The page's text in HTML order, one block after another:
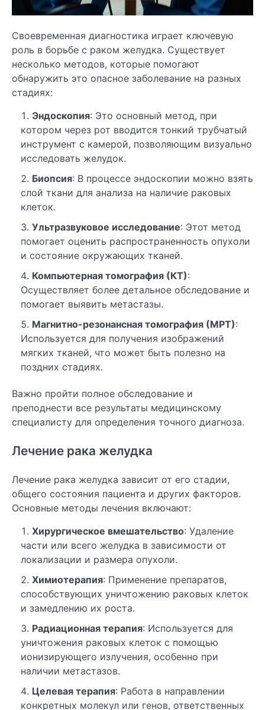
Своевременная диагностика играет ключевую
роль в борьбе с раком желудка. Существует
несколько методов, которые помогают
обнаружить это опасное заболевание на разных
стадиях:
Эндоскопия: Это основный метод, при
котором через рот вводится тонкий трубчатый
инструмент с камерой, позволяющим визуально
исследовать желудок.
Биопсия: В процессе эндоскопии можно взять
слой ткани для анализа на наличие раковых
клеток.
Ультразвуковое исследование: Этот метод
помогает оценить распространенность опухоли
и состояние окружающих тканей.
Компьютерная томография (КТ):
Осуществляет более детальное обследование и
помогает выявить метастазы.
Магнитно-резонансная томография (МРТ):
Используется для получения изображений
мягких тканей, что может быть полезно на
поздних стадиях.
Важно пройти полное обследование и
преподнести все результаты медицинскому
специалисту для определения точного диагноза.
Лечение рака желудка
Лечение рака желудка зависит от его стадии,
общего состояния пациента и других факторов.
Основные методы лечения включают:
Хирургическое вмешательство: Удаление
части или всего желудка в зависимости от
локализации и размера опухоли.
Химиотерапия: Применение препаратов,
способствующих уничтожению раковых клеток
и замедлению их роста.
Радиационная терапия: Используется для
уничтожения раковых клеток с помощью
ионизирующего излучения, особенно при
наличии метастазов.
Целевая терапия: Работа в направлении
конкретных молекул или генов, ответственных